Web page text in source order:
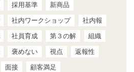
採用基準
新商品
社内ワークショップ
社内報
社員育成 第３の解
組織
褒めない 視点
返報性
面接 顧客満足